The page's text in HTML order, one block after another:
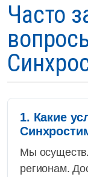
Часто
1. Какие
Мы
регионам.